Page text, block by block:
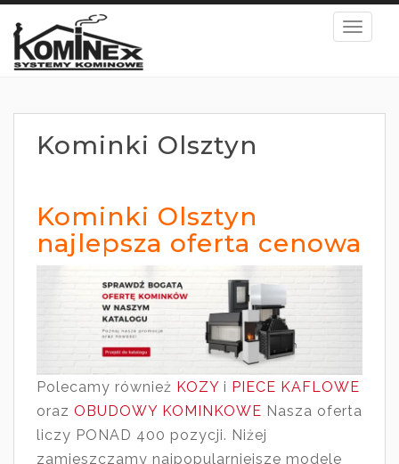
Kominki Olsztyn
Kominki Olsztyn
najlepsza oferta cenowa
Polecamy również KOZY i PIECE KAFLOWE
oraz OBUDOWY KOMINKOWE Nasza oferta
liczy PONAD 400 pozycji. Niżej
zamieszczamy najpopularniejsze modele